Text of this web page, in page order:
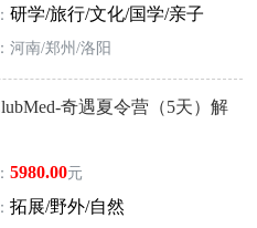
研学/旅行/文化/国学/亲子
河南/郑州/洛阳
奇遇夏令营（5天）解
5980.00元
拓展/野外/自然